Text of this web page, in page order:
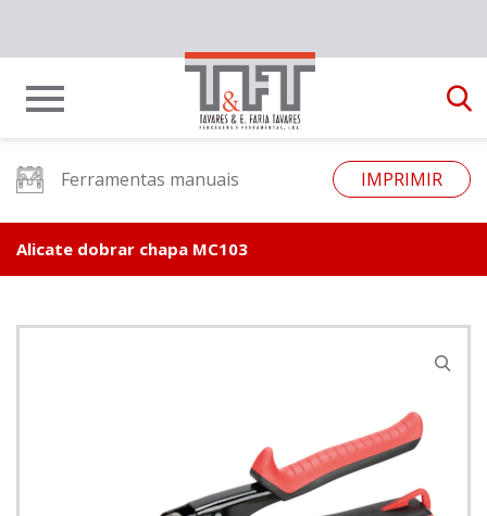
Ferramentas manuais IMPRIMIR
Alicate dobrar chapa MC103